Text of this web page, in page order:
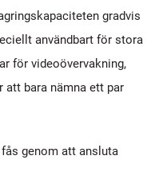
gradvis
användbart för stora
för videoövervakning,
att bara nämna ett par
genom att ansluta